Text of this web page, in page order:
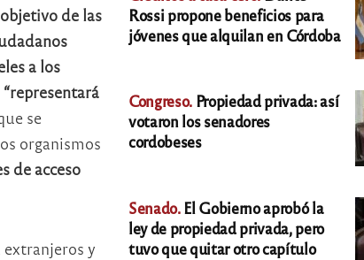
de las
a los
“representará
se
organismos
de acceso
extranjeros y
Rossi propone beneficios para
jóvenes que alquilan en Córdoba
Congreso. Propiedad privada: así
votaron los senadores
cordobeses
Senado.El Gobierno aprobó la
ley de propiedad privada, pero
tuvo que quitar otro capítulo